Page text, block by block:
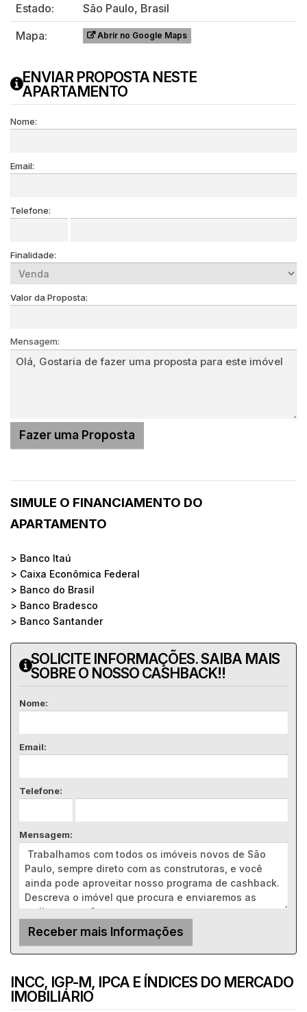
Estado:
São Paulo, Brasil
Mapa:
Abrir no Google Maps
ENVIAR PROPOSTA NESTE
APARTAMENTO
Nome:
Email:
Telefone:
Finalidade:
Valor da Proposta:
Mensagem:
SIMULE O FINANCIAMENTO DO
APARTAMENTO
> Banco Itaú
> Caixa Econômica Federal
> Banco do Brasil
> Banco Bradesco
> Banco Santander
SOLICITE INFORMAÇÕES. SAIBA MAIS
SOBRE O NOSSO CASHBACK!!
Nome:
Email:
Telefone:
Mensagem:
INCC, IGP-M, IPCA E ÍNDICES DO MERCADO
IMOBILIÁRIO